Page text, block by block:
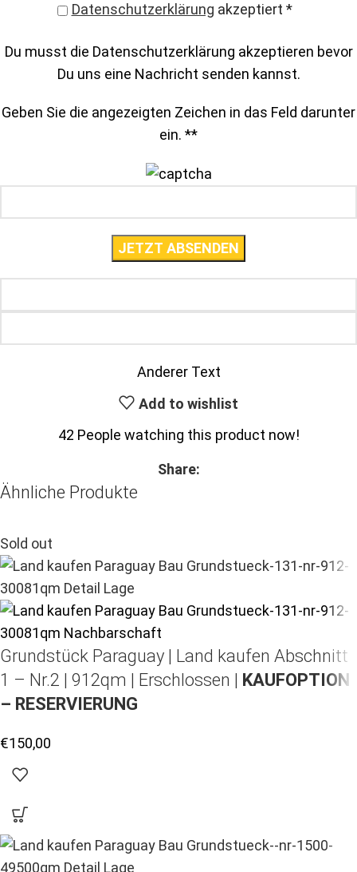
Datenschutzerklärung akzeptiert *
Du musst die Datenschutzerklärung akzeptieren bevor
Du uns eine Nachricht senden kannst.
Geben Sie die angezeigten Zeichen in das Feld darunter
ein. **
Anderer Text
Add to wishlist
42 People watching this product now!
Share:
Ähnliche Produkte
Sold out
Grundstück Paraguay | Land kaufen Abschnitt
1 – Nr.2 | 912qm | Erschlossen |
KAUFOPTION
– RESERVIERUNG
€150,00